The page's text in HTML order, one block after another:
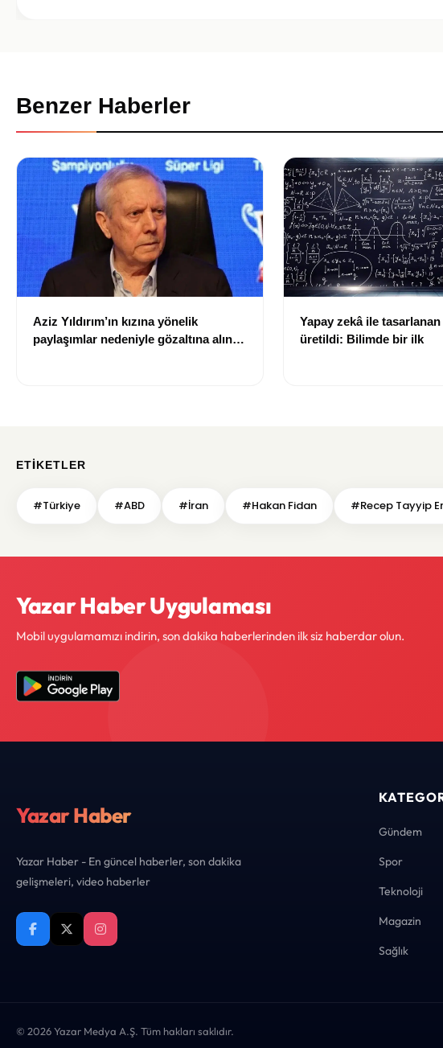
Benzer Haberler
Aziz Yıldırım’ın kızına yönelik
paylaşımlar nedeniyle gözaltına alınan
Yapay zekâ ile
üretildi: Bilimde bir ilk
ETIKETLER
#Türkiye #ABD #İran #Hakan Fidan #Recep Tayyip
Yazar Haber Uygulaması
Mobil uygulamamızı indirin, son dakika haberlerinden ilk siz haberdar olun.
Yazar Haber
Yazar Haber - En güncel haberler, son dakika
gelişmeleri, video haberler
Gündem
Spor
Teknoloji
Magazin
Sağlık
© 2026 Yazar Medya A.Ş. Tüm hakları saklıdır.